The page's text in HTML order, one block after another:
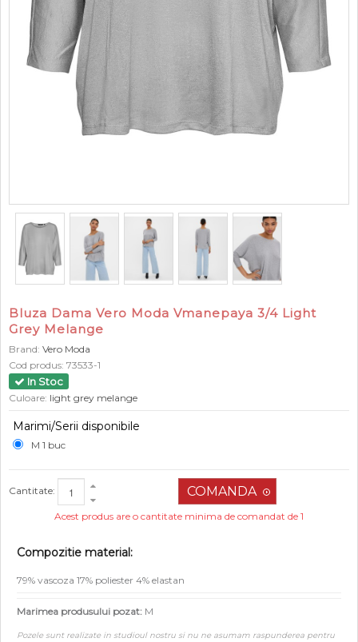
Bluza Dama Vero Moda Vmanepaya 3/4 Light
Grey Melange
Brand: Vero Moda
Cod produs: 73533-1
In Stoc
Culoare: light grey melange
Marimi/Serii disponibile
M 1 buc
Cantitate:
Acest produs are o cantitate minima de comandat de 1
Compozitie material:
79% vascoza 17% poliester 4% elastan
Marimea produsului pozat: M
Pozele sunt realizate in studioul nostru si nu ne asumam raspunderea pentru